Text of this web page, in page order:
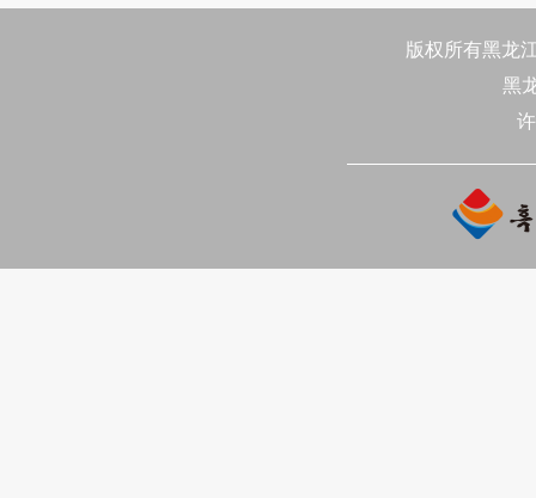
시 어떠한 비용도 받지 않고
재산손실이 발생하면 가능한
版权所有黑龙
黑